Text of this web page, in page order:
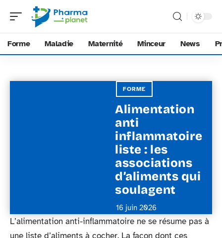
Forme Maladie Maternité Minceur News
FORME
Alimentation
anti
inflammatoire
liste : les
associations
d’aliments qui
soulagent
16 juin 2026
L’alimentation anti-inflammatoire ne se résume pas à
une liste d’aliments à cocher. La façon dont ces